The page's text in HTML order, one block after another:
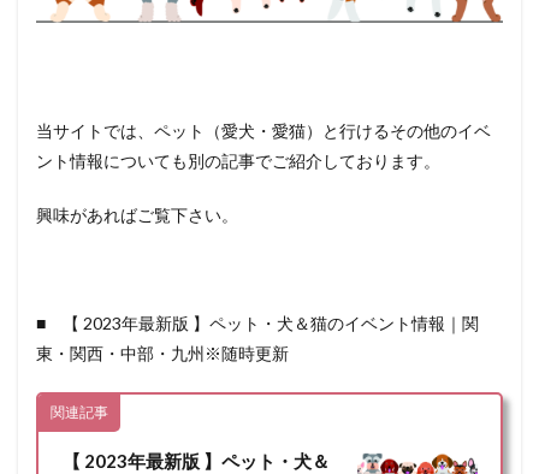
当サイトでは、ペット（愛犬・愛猫）と行けるその他のイベ
ント情報についても別の記事でご紹介しております。
興味があればご覧下さい。
■ 【 2023年最新版 】ペット・犬＆猫のイベント情報｜関
東・関西・中部・九州※随時更新
関連記事
【 2023年最新版 】ペット・犬＆